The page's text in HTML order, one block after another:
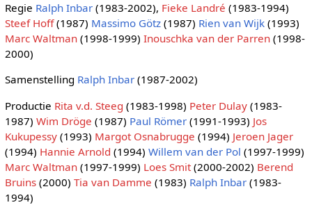
Regie Ralph Inbar(1983-2002), Fieke Landré (1983-1994)
Steef Hoff(1987) Massimo Götz(1987) Rien van Wijk(1993)
Marc Waltman(1998-1999) Inouschka van der Parren(1998-
2000)
Samenstelling Ralph Inbar(1987-2002)
Productie Rita v.d. Steeg (1983-1998) Peter Dulay(1983-
1987) Wim Dröge (1987) Paul Römer(1991-1993) Jos
Kukupessy(1993) Margot Osnabrugge (1994) Jeroen Jager
(1994) Hannie Arnold (1994) Willem van der Pol (1997-1999)
Marc Waltman(1997-1999) Loes Smit(2000-2002) Berend
Bruins(2000) Tia van Damme (1983) Ralph Inbar(1983-
1994)